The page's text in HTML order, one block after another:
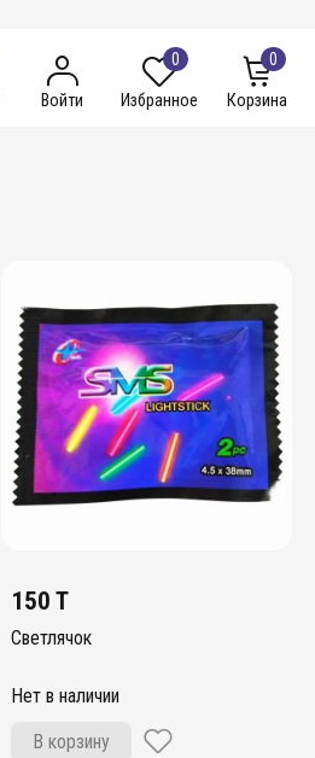
Войти
0
Избранное
0
Корзина
150 T
Светлячок
Нет в наличии
В корзину